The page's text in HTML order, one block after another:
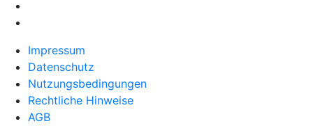
Impressum
Datenschutz
Nutzungsbedingungen
Rechtliche Hinweise
AGB